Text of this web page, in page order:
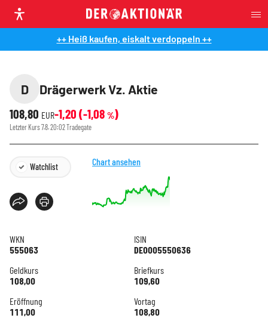
++ Heiß kaufen, eiskalt verdoppeln ++
D
Drägerwerk Vz. Aktie
108,80 EUR-1,20 (-1,08 %)
Letzter Kurs7.8. 20:02Tradegate
Watchlist Chart ansehen
WKN
555063
ISIN
DE0005550636
Geldkurs
108,00
Briefkurs
109,60
Eröffnung
111,00
Vortag
108,80